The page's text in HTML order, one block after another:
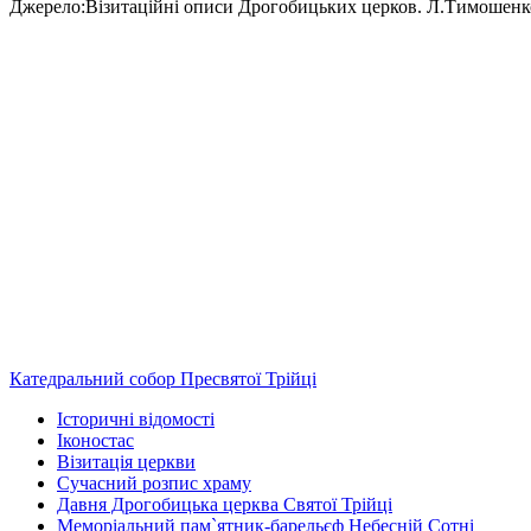
Джерело:Візитаційні описи Дрогобицьких церков.
Катедральний собор Пресвятої Трійці
Історичні відомості
Іконостас
Візитація церкви
Сучасний розпис храму
Давня Дрогобицька церква Святої Трійці
Меморіальний пам`ятник-барельєф Небесній Сотні